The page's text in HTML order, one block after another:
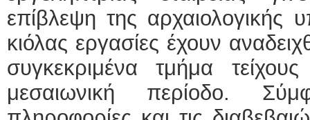
επίβλεψη της αρχαιολογικής
κιόλας εργασίες έχουν
συγκεκριμένα τμήμα
μεσαιωνική περίοδο.